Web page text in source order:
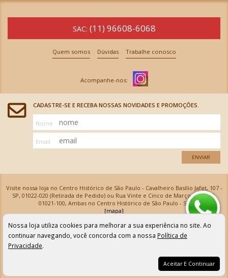
SAC: (11) 96608-6068
Quem somos Dúvidas Trabalhe conosco
CADASTRE-SE E RECEBA NOSSAS NOVIDADES E PROMOÇÕES.
Nome
Email
ENVIAR
Visite nossa loja no Centro Histórico de São Paulo - Cavalheiro Basílio Jafet, 107 -
SP, 01022-020 (Retirada de Pedido) ou Rua Vinte e Cinco de Março, 576 - SP,
01021-100, Ambas no Centro Histórico de São Paulo - SP
[mapa]
Armarinhos Santa Cecília Ltda | CNPJ: 61.069.639/0001-18
Os preços e as condições de pagamento apresentadas na loja virtual não valem para nossa loja física e
podem sofrer alterações sem aviso prévio. Vendas com cartão de crédito sujeitas a análise e
confirmação de dados.
Nossa loja utiliza cookies para melhorar a sua experiência no site. Ao
continuar navegando, você concorda com a nossa Política de
Privacidade.
Aceitar E Continuar